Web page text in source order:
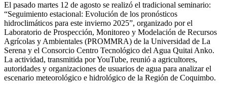
El pasado martes 12 de agosto se realizó el tradicional seminario:
“Seguimiento estacional: Evolución de los pronósticos
hidroclimáticos para este invierno 2025”, organizado por el
Laboratorio de Prospección, Monitoreo y Modelación de Recursos
Agrícolas y Ambientales (PROMMRA) de la Universidad de La
Serena y el Consorcio Centro Tecnológico del Agua Quitai Anko.
La actividad, transmitida por YouTube, reunió a agricultores,
autoridades y organizaciones de usuarios de agua para analizar el
escenario meteorológico e hidrológico de la Región de Coquimbo.